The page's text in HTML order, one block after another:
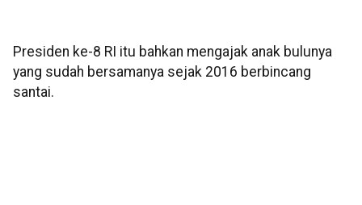
Presiden ke-8 RI itu bahkan mengajak anak bulunya
yang sudah bersamanya sejak 2016 berbincang
santai.